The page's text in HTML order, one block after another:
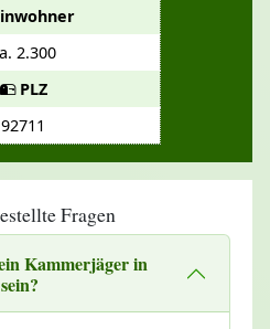
2.300
PLZ
92711
Fragen
Kammerjäger in